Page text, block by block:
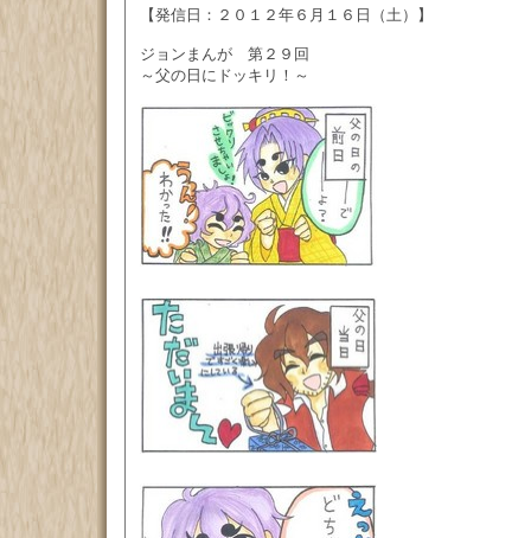
【発信日：２０１２年６月１６日（土）】
ジョンまんが 第２９回
～父の日にドッキリ！～